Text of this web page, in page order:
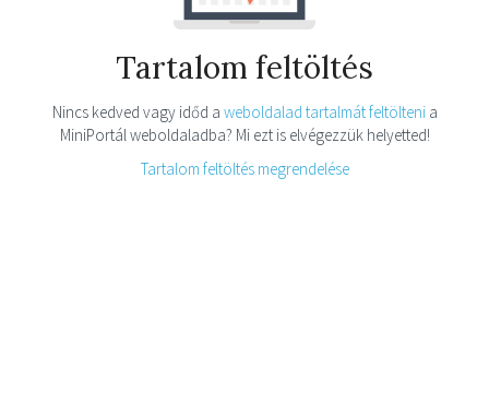
Tartalom feltöltés
Nincs kedved vagy időd a weboldalad tartalmát feltöltenia
MiniPortál weboldaladba? Mi ezt is elvégezzük helyetted!
Tartalom feltöltés megrendelése